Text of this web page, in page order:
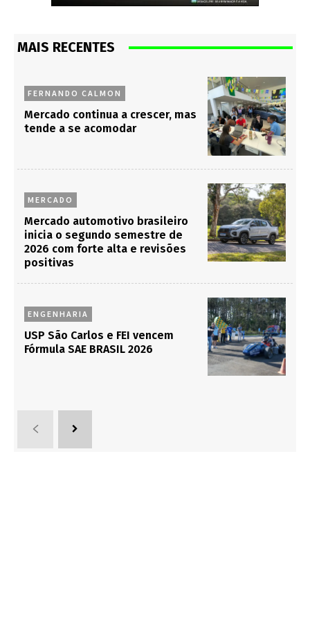
MAIS RECENTES
FERNANDO CALMON
Mercado continua a crescer, mas
tende a se acomodar
MERCADO
Mercado automotivo brasileiro
inicia o segundo semestre de
2026 com forte alta e revisões
positivas
ENGENHARIA
USP São Carlos e FEI vencem
Fórmula SAE BRASIL 2026